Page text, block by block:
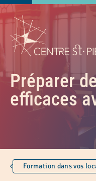
Préparer
efficaces
Formation dans vos